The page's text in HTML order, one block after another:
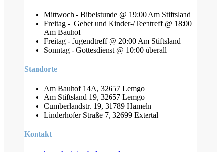
Mittwoch - Bibelstunde @ 19:00 Am Stiftsland
Freitag - Gebet und Kinder-/Teentreff @ 18:00
Am Bauhof
Freitag - Jugendtreff @ 20:00 Am Stiftsland
Sonntag - Gottesdienst @ 10:00 überall
Standorte
Am Bauhof 14A, 32657 Lemgo
Am Stiftsland 19, 32657 Lemgo
Cumberlandstr. 19, 31789 Hameln
Linderhofer Straße 7, 32699 Extertal
Kontakt